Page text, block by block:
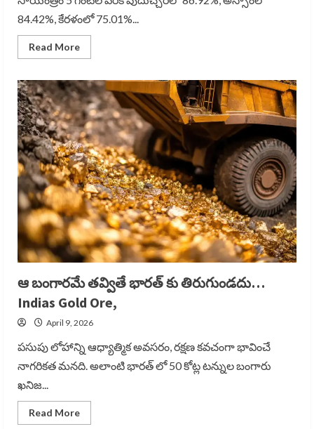
84.42%, కేరళంలో 75.01%...
Read MoreRead
more
సంచలనం..
పోటెత్తిన
ఓటర్లు…
Record
Level
Voter
Turnout
ఆ బంగారమే తవ్వితే భారత్ కు తిరుగుండదు…
Indias Gold Ore,
April 9, 2026
పసుపు లోహాన్ని ఆధ్యాత్మిక అవసరం, రక్షణ కవచంగా భావించే
నాగరికత మనది. అలాంటి భారత్ లో 50 కోట్ల టన్నుల బంగారు
ఖనిజ...
Read MoreRead
more